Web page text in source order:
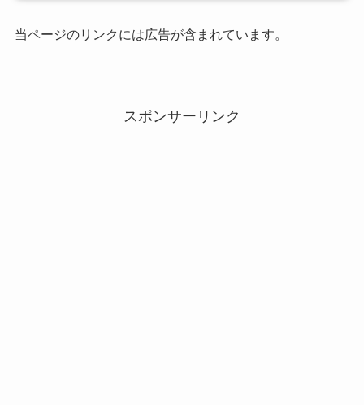
当ページのリンクには広告が含まれています。
スポンサーリンク